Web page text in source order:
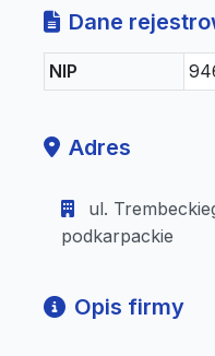
Dane
NIP
Adres
ul.
podkarpackie
Opis firmy